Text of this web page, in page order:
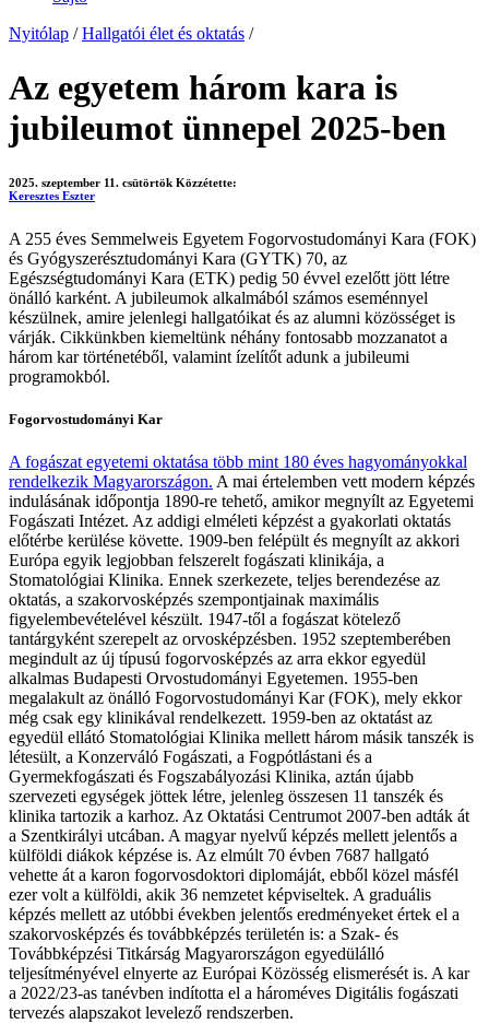
Nyitólap / Hallgatói élet és oktatás /
Az egyetem három kara is
jubileumot ünnepel 2025-ben
2025. szeptember 11. csütörtök Közzétette:
Keresztes Eszter
A 255 éves Semmelweis Egyetem Fogorvostudományi Kara (FOK)
és Gyógyszerésztudományi Kara (GYTK) 70, az
Egészségtudományi Kara (ETK) pedig 50 évvel ezelőtt jött létre
önálló karként. A jubileumok alkalmából számos eseménnyel
készülnek, amire jelenlegi hallgatóikat és az alumni közösséget is
várják. Cikkünkben kiemeltünk néhány fontosabb mozzanatot a
három kar történetéből, valamint ízelítőt adunk a jubileumi
programokból.
Fogorvostudományi Kar
A fogászat egyetemi oktatása több mint 180 éves hagyományokkal
rendelkezik Magyarországon. A mai értelemben vett modern képzés
indulásának időpontja 1890-re tehető, amikor megnyílt az Egyetemi
Fogászati Intézet. Az addigi elméleti képzést a gyakorlati oktatás
előtérbe kerülése követte. 1909-ben felépült és megnyílt az akkori
Európa egyik legjobban felszerelt fogászati klinikája, a
Stomatológiai Klinika. Ennek szerkezete, teljes berendezése az
oktatás, a szakorvosképzés szempontjainak maximális
figyelembevételével készült. 1947-től a fogászat kötelező
tantárgyként szerepelt az orvosképzésben. 1952 szeptemberében
megindult az új típusú fogorvosképzés az arra ekkor egyedül
alkalmas Budapesti Orvostudományi Egyetemen. 1955-ben
megalakult az önálló Fogorvostudományi Kar (FOK), mely ekkor
még csak egy klinikával rendelkezett. 1959-ben az oktatást az
egyedül ellátó Stomatológiai Klinika mellett három másik tanszék is
létesült, a Konzerváló Fogászati, a Fogpótlástani és a
Gyermekfogászati és Fogszabályozási Klinika, aztán újabb
szervezeti egységek jöttek létre, jelenleg összesen 11 tanszék és
klinika tartozik a karhoz. Az Oktatási Centrumot 2007-ben adták át
a Szentkirályi utcában. A magyar nyelvű képzés mellett jelentős a
külföldi diákok képzése is. Az elmúlt 70 évben 7687 hallgató
vehette át a karon fogorvosdoktori diplomáját, ebből közel másfél
ezer volt a külföldi, akik 36 nemzetet képviseltek. A graduális
képzés mellett az utóbbi években jelentős eredményeket értek el a
szakorvosképzés és továbbképzés területén is: a Szak- és
Továbbképzési Titkárság Magyarországon egyedülálló
teljesítményével elnyerte az Európai Közösség elismerését is. A kar
a 2022/23-as tanévben indította el a hároméves Digitális fogászati
tervezés alapszakot levelező rendszerben.